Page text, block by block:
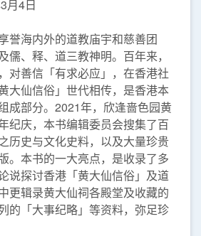
月4日
誉海内外的道教庙宇和慈善团
儒、释、道三教神明。百年来，
对善信「有求必应」，在香港社
大仙信俗」世代相传，是香港本
成部分。2021年，欣逢啬色园黄
纪庆，本书编辑委员会搜集了百
历史与文化史料，以及大量珍贵
。本书的一大亮点，是收录了多
说探讨香港「黄大仙信俗」及道
更辑录黄大仙祠各殿堂及收藏的
的「大事纪略」等资料，弥足珍